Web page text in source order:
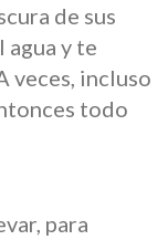
de sus
agua y te
veces, incluso
todo
para